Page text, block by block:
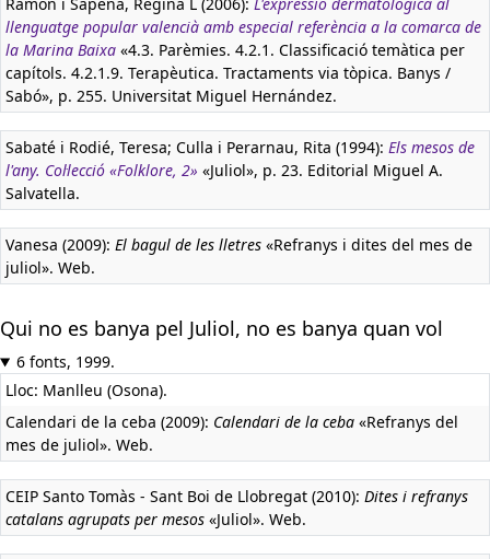
llenguatge popular valencià amb especial referència a la comarca de
la Marina Baixa «4.3. Parèmies. 4.2.1. Classificació temàtica per
capítols. 4.2.1.9. Terapèutica. Tractaments via tòpica. Banys /
Sabó», p. 255. Universitat Miguel Hernández.
Sabaté i Rodié, Teresa; Culla i Perarnau, Rita (1994): Els mesos de
l'any. Col·lecció «Folklore, 2» «Juliol», p. 23. Editorial Miguel A.
Salvatella.
Vanesa (2009): El bagul de les lletres «Refranys i dites del mes de
juliol». Web.
Qui no es banya pel Juliol, no es banya quan vol
6 fonts, 1999.
Lloc: Manlleu (Osona).
Calendari de la ceba (2009): Calendari de la ceba «Refranys del
mes de juliol». Web.
CEIP Santo Tomàs - Sant Boi de Llobregat (2010): Dites i refranys
catalans agrupats per mesos «Juliol». Web.